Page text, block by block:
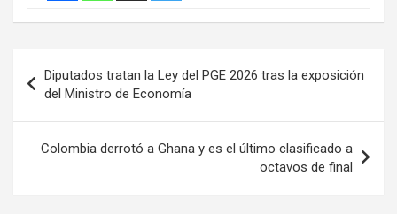
de
entradas
Diputados tratan la Ley del PGE 2026 tras la exposición
del Ministro de Economía
Colombia derrotó a Ghana y es el último clasificado a
octavos de final